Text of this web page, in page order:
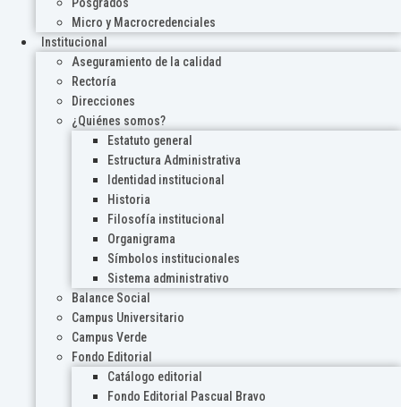
Posgrados
Micro y Macrocredenciales
Institucional
Aseguramiento de la calidad
Rectoría
Direcciones
¿Quiénes somos?
Estatuto general
Estructura Administrativa
Identidad institucional
Historia
Filosofía institucional
Organigrama
Símbolos institucionales
Sistema administrativo
Balance Social
Campus Universitario
Campus Verde
Fondo Editorial
Catálogo editorial
Fondo Editorial Pascual Bravo